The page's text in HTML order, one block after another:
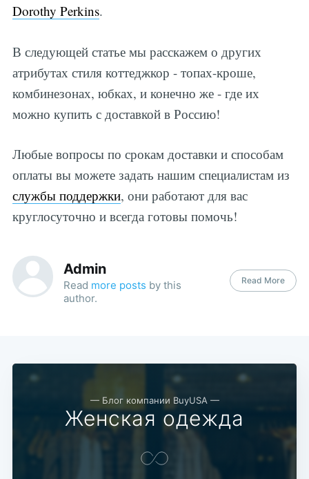
Dorothy Perkins.
В следующей статье мы расскажем о других
атрибутах стиля коттеджкор - топах-кроше,
комбинезонах, юбках, и конечно же - где их
можно купить с доставкой в Россию!
Любые вопросы по срокам доставки и способам
оплаты вы можете задать нашим специалистам из
службы поддержки, они работают для вас
круглосуточно и всегда готовы помочь!
Admin
Read more posts by this
author.
Read More
— Блог компании BuyUSA —
Женская одежда